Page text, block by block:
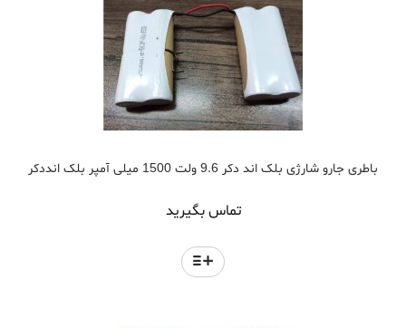
باطری جارو شارژی بلک اند دکر 9.6 ولت 1500 میلی آمپر بلک انددکر
تماس بگیرید